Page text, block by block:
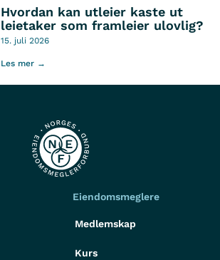
Hvordan kan utleier kaste ut
leietaker som framleier ulovlig?
15. juli 2026
Les mer →
Eiendomsmeglere
Medlemskap
Kurs